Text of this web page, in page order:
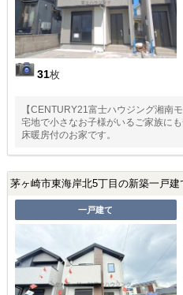
31枚
【CENTURY21富士ハウジング湘南
宅地で小さなお子様がいるご家族に
床暖房付のお家です。
茅ヶ崎市東海岸北5丁目の新築一戸建
一戸建て